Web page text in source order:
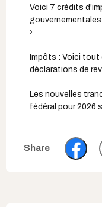
Voici 7 crédits
›
Impôts : Voici tout
déclarations de
Les nouvelles
fédéral pour 2026